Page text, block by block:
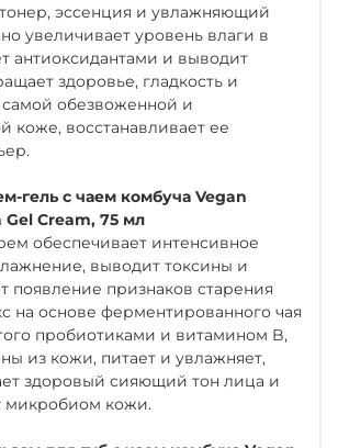
тонер, эссенция и увлажняющий
увеличивает уровень влаги в
антиоксидантами и выводит
здоровье, гладкость и
обезвоженной и
коже, восстанавливает ее
гель с чаем комбуча Vegan
Cream, 75 мл
обеспечивает интенсивное
выводит токсины и
появление признаков старения
на основе ферментированного чая
пробиотиками и витамином B,
из кожи, питает и увлажняет,
здоровый сияющий тон лица и
микробиом кожи.